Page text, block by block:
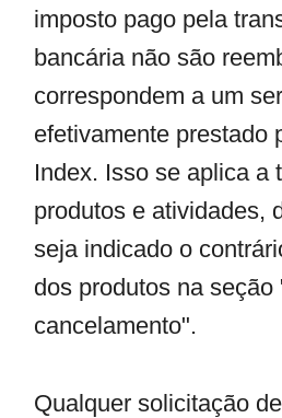
imposto pago pela
bancária não são
correspondem a um
efetivamente prestado
Index. Isso se aplica a
produtos e atividades,
seja indicado o
dos produtos na
cancelamento".
Qualquer solicitação